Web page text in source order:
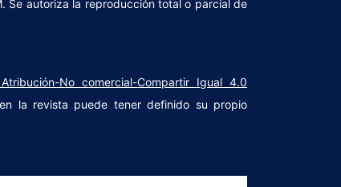
Se autoriza la reproducción total o parcial de
No comercial-Compartir Igual 4.0
la revista puede tener definido su propio